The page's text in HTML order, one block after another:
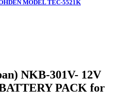
MODEL TEC-5521K
NKB-301V- 12V
PACK for